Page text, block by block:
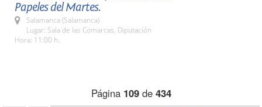
Papeles del Martes.
Salamanca (Salamanca)
Lugar: Sala de las Comarcas. Diputación
Hora: 11:00 h.
Página 109de 434